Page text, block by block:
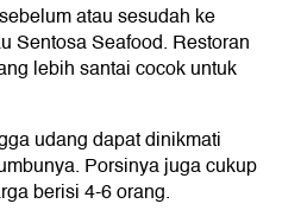
atau sesudah ke
Sentosa Seafood. Restoran
lebih santai cocok untuk
udang dapat dinikmati
Porsinya juga cukup
berisi 4-6 orang.